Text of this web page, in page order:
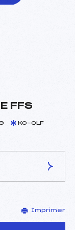
FFS
KO-QLF
PASCAL (MJ)
CORINNE (LY)
Imprimer